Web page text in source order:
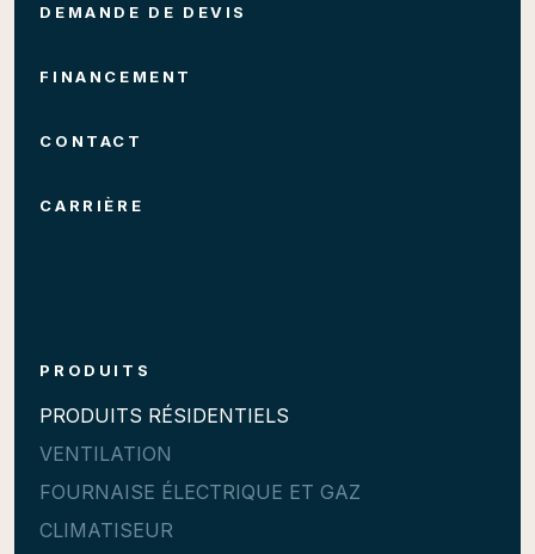
DEMANDE DE DEVIS
FINANCEMENT
CONTACT
CARRIÈRE
PRODUITS
PRODUITS RÉSIDENTIELS
VENTILATION
FOURNAISE ÉLECTRIQUE ET GAZ
CLIMATISEUR